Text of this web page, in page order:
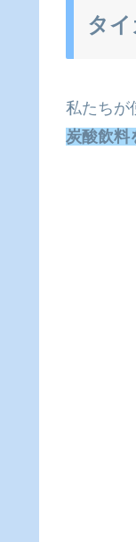
タ
私たちが
炭酸飲料